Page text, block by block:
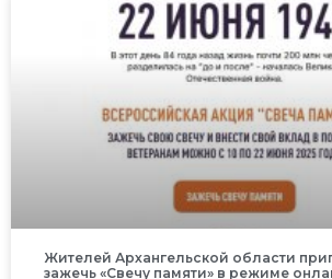
Жителей Архангельской области
зажечь «Свечу памяти» в режиме